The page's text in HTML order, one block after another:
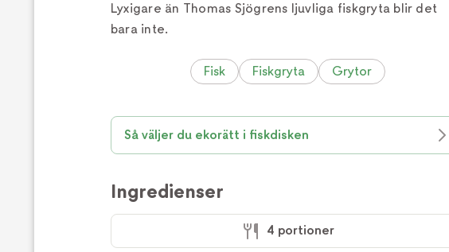
Lyxigare än Thomas Sjögrens ljuvliga fiskgryta blir det
bara inte.
Fisk Fiskgryta Grytor
Så väljer du ekorätt i fiskdisken
Ingredienser
4 portioner